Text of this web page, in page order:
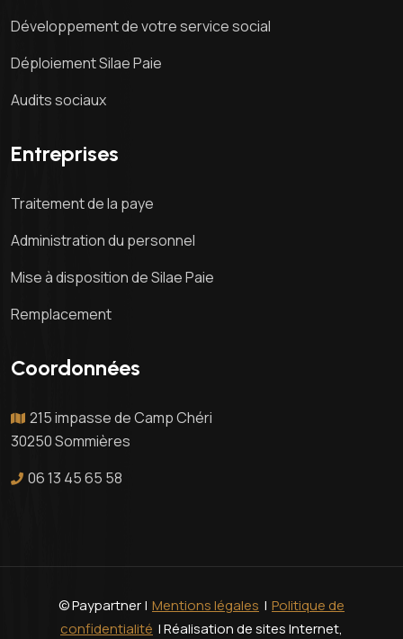
Développement de votre service social
Déploiement Silae Paie
Audits sociaux
Entreprises
Traitement de la paye
Administration du personnel
Mise à disposition de Silae Paie
Remplacement
Coordonnées
215 impasse de Camp Chéri
30250 Sommières
06 13 45 65 58
© Paypartner | Mentions légales | Politique de
confidentialité | Réalisation de sites Internet,